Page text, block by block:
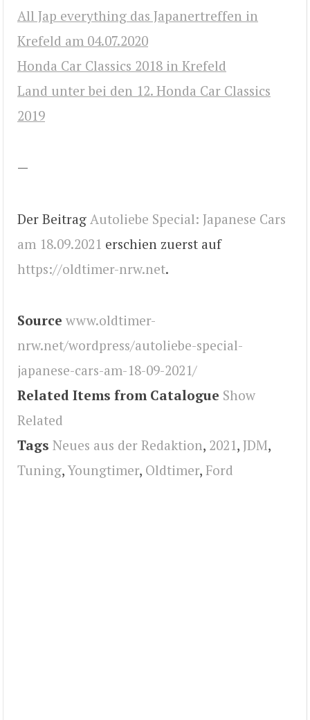
All Jap everything das Japanertreffen in
Krefeld am 04.07.2020
Honda Car Classics 2018 in Krefeld
Land unter bei den 12. Honda Car Classics
2019
—
Der Beitrag Autoliebe Special: Japanese Cars
am 18.09.2021 erschien zuerst auf
https://oldtimer-nrw.net.
Source www.oldtimer-
nrw.net/wordpress/autoliebe-special-
japanese-cars-am-18-09-2021/
Related Items from Catalogue Show
Related
Tags Neues aus der Redaktion, 2021, JDM,
Tuning,Youngtimer, Oldtimer, Ford